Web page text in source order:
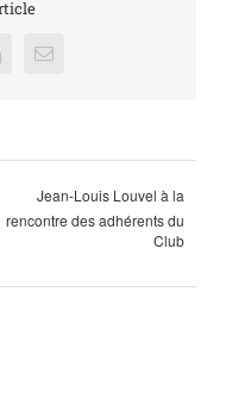
Email
Jean-Louis Louvel à la
rencontre des adhérents du
Club